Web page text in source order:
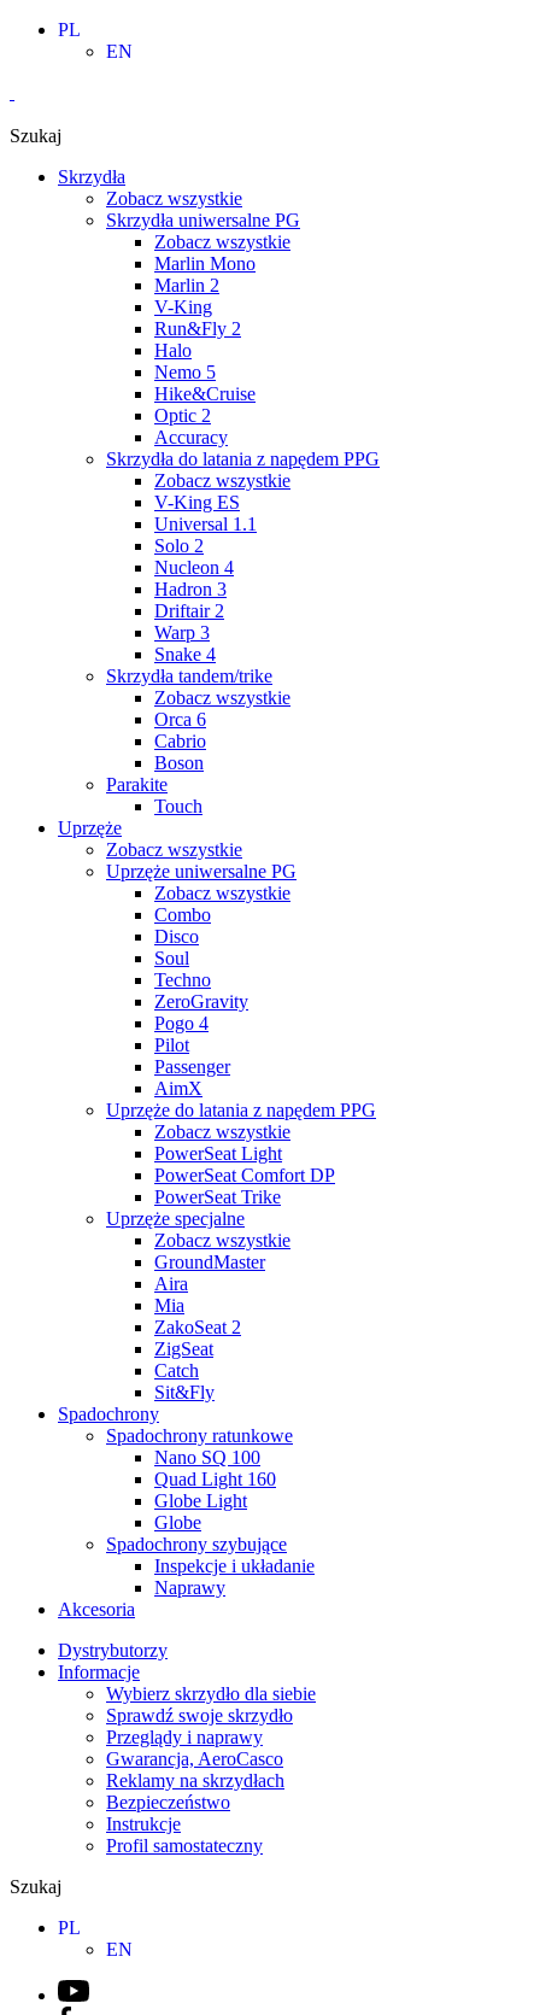
Skip
PL
EN
Szukaj
Skrzydła
Zobacz wszystkie
Skrzydła uniwersalne PG
Zobacz wszystkie
Marlin Mono
Marlin 2
V-King
Run&Fly 2
Halo
Nemo 5
Hike&Cruise
Optic 2
Accuracy
Skrzydła do latania z napędem PPG
Zobacz wszystkie
V-King ES
Universal 1.1
Solo 2
Nucleon 4
Hadron 3
Driftair 2
Warp 3
Snake 4
Skrzydła tandem/trike
Zobacz wszystkie
Orca 6
Cabrio
Boson
Parakite
Touch
Uprzęże
Zobacz wszystkie
Uprzęże uniwersalne PG
Zobacz wszystkie
Combo
Disco
Soul
Techno
ZeroGravity
Pogo 4
Pilot
Passenger
AimX
Uprzęże do latania z napędem PPG
Zobacz wszystkie
PowerSeat Light
PowerSeat Comfort DP
PowerSeat Trike
Uprzęże specjalne
Zobacz wszystkie
GroundMaster
Aira
Mia
ZakoSeat 2
ZigSeat
Catch
Sit&Fly
Spadochrony
Spadochrony ratunkowe
Nano SQ 100
Quad Light 160
Globe Light
Globe
Spadochrony szybujące
Inspekcje i układanie
Naprawy
Akcesoria
Dystrybutorzy
Informacje
Wybierz skrzydło dla siebie
Sprawdź swoje skrzydło
Przeglądy i naprawy
Gwarancja, AeroCasco
Reklamy na skrzydłach
Bezpieczeństwo
Instrukcje
Profil samostateczny
Szukaj
PL
EN